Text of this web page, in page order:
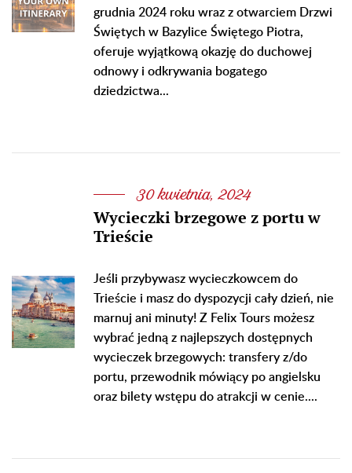
grudnia 2024 roku wraz z otwarciem Drzwi
Świętych w Bazylice Świętego Piotra,
oferuje wyjątkową okazję do duchowej
odnowy i odkrywania bogatego
dziedzictwa...
30 kwietnia, 2024
Wycieczki brzegowe z portu w
Trieście
Jeśli przybywasz wycieczkowcem do
Trieście i masz do dyspozycji cały dzień, nie
marnuj ani minuty! Z Felix Tours możesz
wybrać jedną z najlepszych dostępnych
wycieczek brzegowych: transfery z/do
portu, przewodnik mówiący po angielsku
oraz bilety wstępu do atrakcji w cenie....